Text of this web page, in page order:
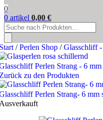
0
0 artikel 0,00 €
Products
search
/ Perlen Shop / Glasschliff
Perlen Strang - 6 mm
zu den Produkten
Perlen Strang- 6 mm